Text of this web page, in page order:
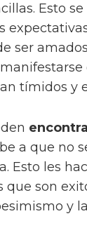
Esto
ser
tímidos y
a que no
Esto les
son
y